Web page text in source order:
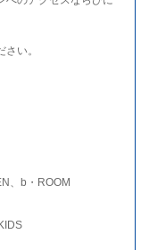
い。
、b・ROOM